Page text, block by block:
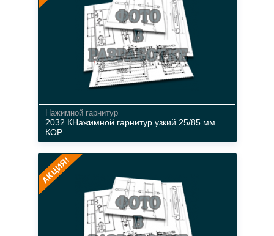
Нажимной гарнитур
2032 КНажимной гарнитур узкий 25/85 мм
КОР
АКЦИЯ!